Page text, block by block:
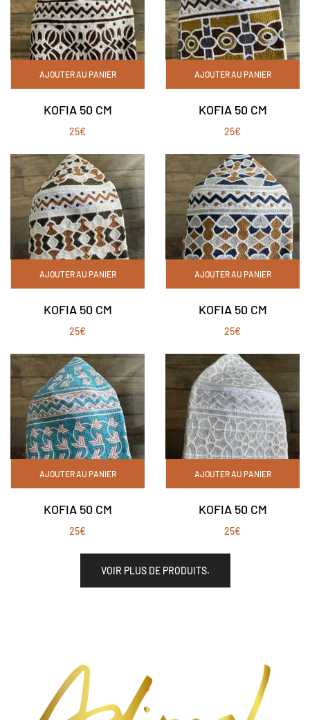
AJOUTER AU PANIER
KOFIA 50 CM
25€
AJOUTER AU PANIER
KOFIA 50 CM
25€
AJOUTER AU PANIER
KOFIA 50 CM
25€
AJOUTER AU PANIER
KOFIA 50 CM
25€
AJOUTER AU PANIER
KOFIA 50 CM
25€
AJOUTER AU PANIER
KOFIA 50 CM
25€
VOIR PLUS DE PRODUITS.